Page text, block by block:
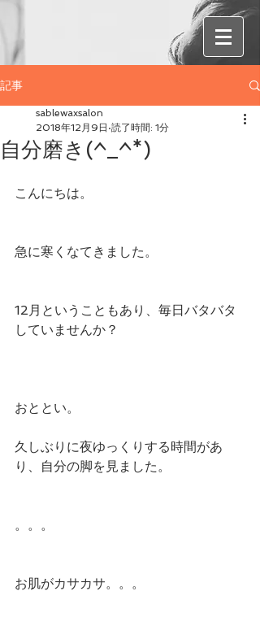
記事
自分磨き(^_^*)
sablewaxsalon
2018年12月9日 読了時間: 1分
こんにちは。
急に寒くなてきました。
12月ということもあり、毎日バタバタ
していませんか？
おととい。
久しぶりに夜ゆっくりする時間があ
り、自分の脚を見ました。
。。。
お肌がカサカサ。。。